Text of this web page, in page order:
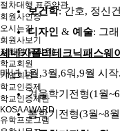
절차대행 표준약관
회원사인증
오시는길
회원사보기
정회원(유학원)
학교회원
기업회원
학교인증제
학교인증제란
KOSA AWARD
유학프로그램
보건학:간호, 정신
디자인 & 예술: 그
세네카폴리테크닉패스웨
매년1월,3월,6워 ,9월 시작
겨울학기전형(1 월~6
봄학기전형(3월~8월